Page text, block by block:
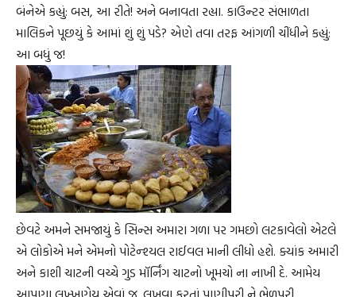
બંનેએ કહ્યું: બસ, આ રીતે! અને બનાવતા રહ્યા. કાઉન્ટર સંભાળતા
માલિકને પૂછયું કે આમાં શું શું પડે? એણે તવા તરફ આંગળી ચીંધીને કહ્યું:
આ બધું જ!
છેવટે અમને સમજાયું કે સિન્સ અમારા ગળા પર ગમછો લટકાવેલો એટલે
એ લોકોએ મને એમનો પોટેન્શ્યલ રાઈવલ માની લીધો હશે. ક્યાંક અમારી
અને કાશી ચાટની વચ્ચે ગુડ મૉર્નિંગ ચાટનો ખૂમચો ના નાખી દે. આમેય